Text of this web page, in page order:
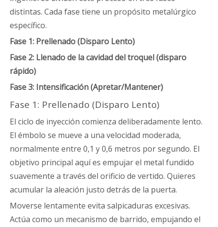
distintas. Cada fase tiene un propósito metalúrgico
específico.
Fase 1: Prellenado (Disparo Lento)
Fase 2: Llenado de la cavidad del troquel (disparo
rápido)
Fase 3: Intensificación (Apretar/Mantener)
Fase 1: Prellenado (Disparo Lento)
El ciclo de inyección comienza deliberadamente lento.
El émbolo se mueve a una velocidad moderada,
normalmente entre 0,1 y 0,6 metros por segundo. El
objetivo principal aquí es empujar el metal fundido
suavemente a través del orificio de vertido. Quieres
acumular la aleación justo detrás de la puerta.
Moverse lentamente evita salpicaduras excesivas.
Actúa como un mecanismo de barrido, empujando el